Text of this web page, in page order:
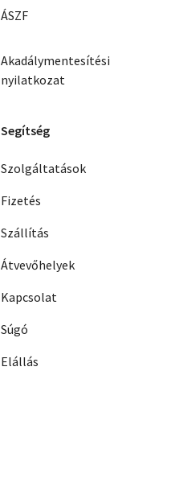
ÁSZF
Akadálymentesítési
nyilatkozat
Segítség
Szolgáltatások
Fizetés
Szállítás
Átvevőhelyek
Kapcsolat
Súgó
Elállás